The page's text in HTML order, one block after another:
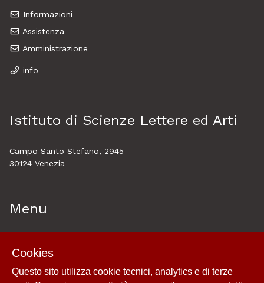
Informazioni
Assistenza
Amministrazione
info
Istituto di Scienze Lettere ed Arti
Campo Santo Stefano, 2945
30124 Venezia
Menu
About
Esplora
Cookies
Questo sito utilizza cookie tecnici, analytics e di terze